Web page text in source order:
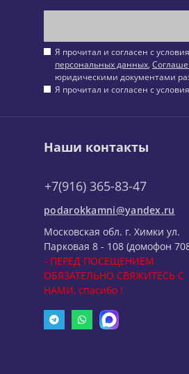
Я прочитал и согласен с
персональных данных,
юридическими документами
Я прочитал и согласен с
Наши контакты
+7(916) 365-83-47
podarokkamni@yandex.ru
Московская обл. г. Химки ул.
Парковая 8 - 108 (домофон
- ПЕРЕД ПОСЕЩЕНИЕМ
ОБЯЗАТЕЛЬНО СВЯЖИТЕСЬ С
НАМИ, спасибо !